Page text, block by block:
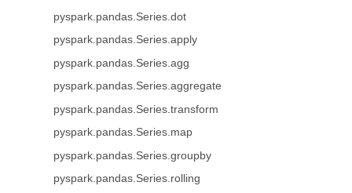
pyspark.pandas.Series.dot
pyspark.pandas.Series.apply
pyspark.pandas.Series.agg
pyspark.pandas.Series.aggregate
pyspark.pandas.Series.transform
pyspark.pandas.Series.map
pyspark.pandas.Series.groupby
pyspark.pandas.Series.rolling